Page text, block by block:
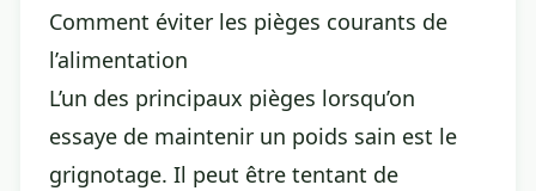
Comment éviter les pièges courants de
l’alimentation
L’un des principaux pièges lorsqu’on
essaye de maintenir un poids sain est le
grignotage. Il peut être tentant de